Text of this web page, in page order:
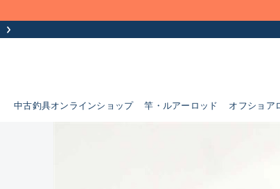
中古釣具オンラインショップ 竿・ルアーロッド オフショア